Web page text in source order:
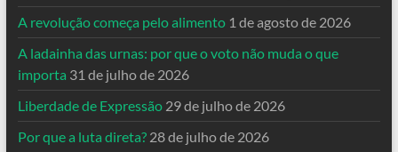
A revolução começa pelo alimento 1 de agosto de 2026
A ladainha das urnas: por que o voto não muda o que
importa 31 de julho de 2026
Liberdade de Expressão 29 de julho de 2026
Por que a luta direta? 28 de julho de 2026